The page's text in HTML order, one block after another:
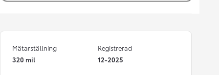
Mätarställning
320 mil
Registrerad
12-2025